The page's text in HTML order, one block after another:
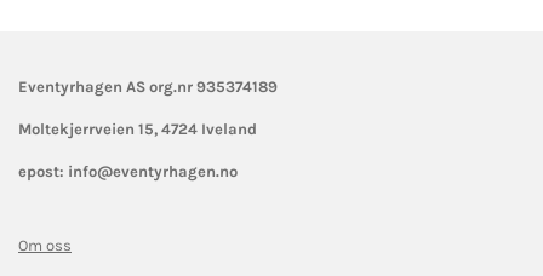
Eventyrhagen AS org.nr 935374189
Moltekjerrveien 15, 4724 Iveland
epost: info@eventyrhagen.no
Om oss